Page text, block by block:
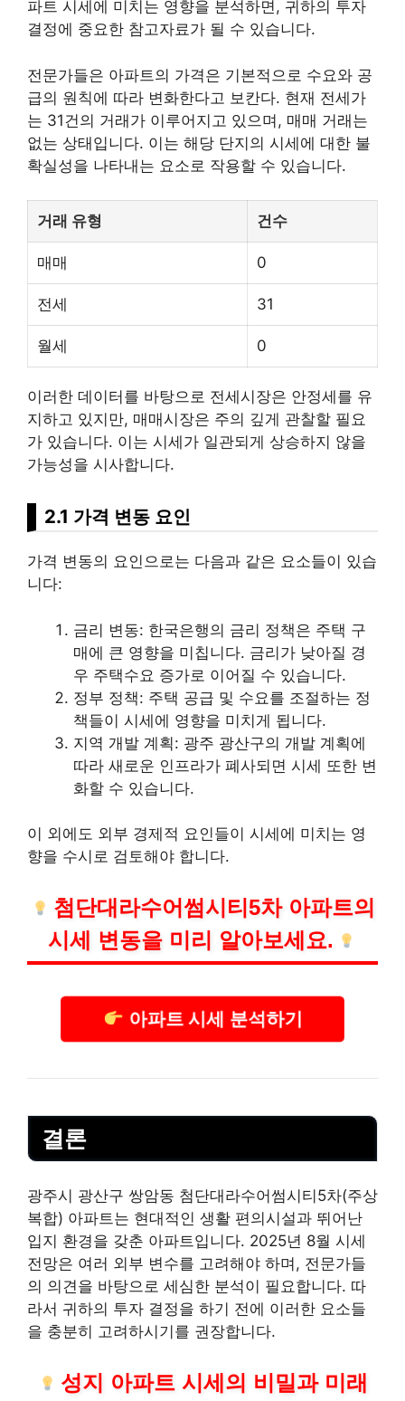
파트 시세에 미치는 영향을 분석하면, 귀하의 투자
결정에 중요한 참고자료가 될 수 있습니다.
전문가들은 아파트의 가격은 기본적으로 수요와 공
급의 원칙에 따라 변화한다고 보칸다. 현재 전세가
는 31건의 거래가 이루어지고 있으며, 매매 거래는
없는 상태입니다. 이는 해당 단지의 시세에 대한 불
확실성을 나타내는 요소로 작용할 수 있습니다.
거래 유형 건수
매매 0
전세 31
월세 0
이러한 데이터를 바탕으로 전세시장은 안정세를 유
지하고 있지만, 매매시장은 주의 깊게 관찰할 필요
가 있습니다. 이는 시세가 일관되게 상승하지 않을
가능성을 시사합니다.
2.1 가격 변동 요인
가격 변동의 요인으로는 다음과 같은 요소들이 있습
니다:
금리 변동: 한국은행의 금리 정책은 주택 구
매에 큰 영향을 미칩니다. 금리가 낮아질 경
우 주택수요 증가로 이어질 수 있습니다.
정부 정책: 주택 공급 및 수요를 조절하는 정
책들이 시세에 영향을 미치게 됩니다.
지역 개발 계획: 광주 광산구의 개발 계획에
따라 새로운 인프라가 폐사되면 시세 또한 변
화할 수 있습니다.
이 외에도 외부 경제적 요인들이 시세에 미치는 영
향을 수시로 검토해야 합니다.
첨단대라수어썸시티5차 아파트의
시세 변동을 미리 알아보세요.
아파트 시세 분석하기
결론
광주시 광산구 쌍암동 첨단대라수어썸시티5차(주상
복합) 아파트는 현대적인 생활 편의시설과 뛰어난
입지 환경을 갖춘 아파트입니다. 2025년 8월 시세
전망은 여러 외부 변수를 고려해야 하며, 전문가들
의 의견을 바탕으로 세심한 분석이 필요합니다. 따
라서 귀하의 투자 결정을 하기 전에 이러한 요소들
을 충분히 고려하시기를 권장합니다.
성지 아파트 시세의 비밀과 미래